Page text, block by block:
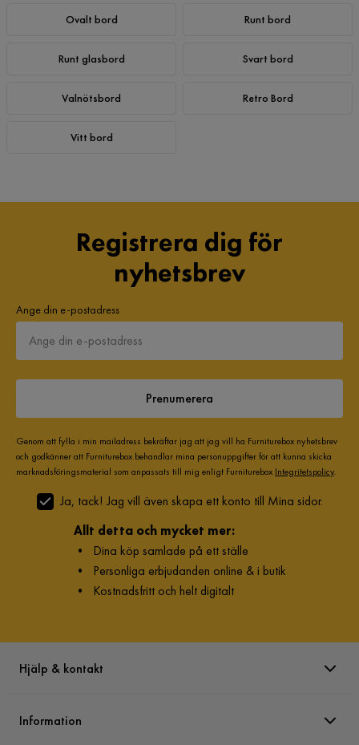
Ovalt bord Runt bord
Runt glasbord Svart bord
Valnötsbord Retro Bord
Vitt bord
Registrera dig för
nyhetsbrev
Ange din e-postadress
Prenumerera
Genom att fylla i min mailadress bekräftar jag att jag vill ha Furniturebox nyhetsbrev
och godkänner att Furniturebox behandlar mina personuppgifter för att kunna skicka
marknadsföringsmaterial som anpassats till mig enligt Furniturebox Integritetspolicy.
Ja, tack! Jag vill även skapa ett konto till Mina sidor.
Allt detta och mycket mer:
• Dina köp samlade på ett ställe
• Personliga erbjudanden online & i butik
• Kostnadsfritt och helt digitalt
Hjälp & kontakt
Information